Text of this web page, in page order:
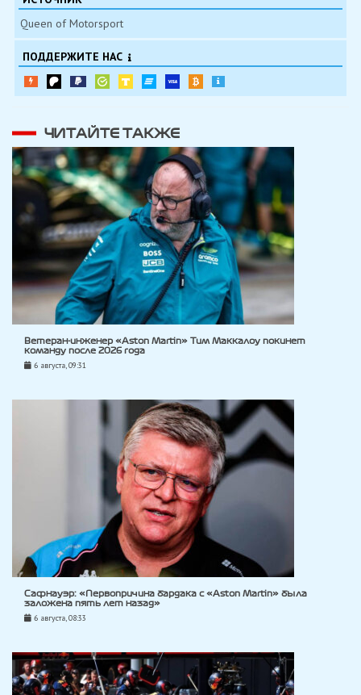
Queen of Motorsport
ПОДДЕРЖИТЕ НАС
ЧИТАЙТЕ ТАКЖЕ
Ветеран-инженер «Aston Martin» Тим Маккалоу покинет
команду после 2026 года
6 августа, 09:31
Сафнауэр: «Первопричина бардака с «Aston Martin» была
заложена пять лет назад»
6 августа, 08:33